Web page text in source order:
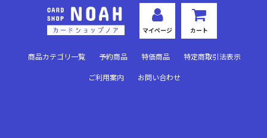
アークナイツ Vol.2
SAKAMOTO DAYS
〈物語〉シリーズ
るろうに剣心 －明治剣客浪漫譚－
マイページ カート
商品カテゴリ一覧 予約商品 特価商品 特定商取引法表示
ご利用案内 お問い合わせ